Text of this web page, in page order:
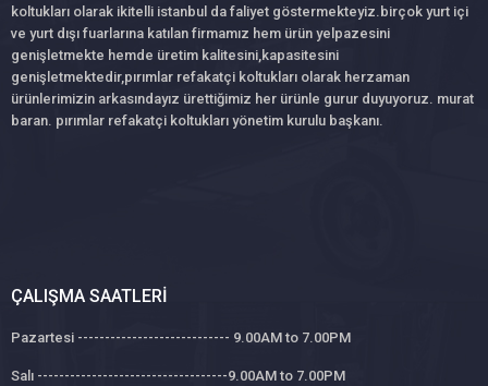
koltukları olarak ikitelli istanbul da faliyet göstermekteyiz.birçok yurt içi
ve yurt dışı fuarlarına katılan firmamız hem ürün yelpazesini
genişletmekte hemde üretim kalitesini,kapasitesini
genişletmektedir,pırımlar refakatçi koltukları olarak herzaman
ürünlerimizin arkasındayız ürettiğimiz her ürünle gurur duyuyoruz. murat
baran. pırımlar refakatçi koltukları yönetim kurulu başkanı.
ÇALIŞMA SAATLERI
Pazartesi ---------------------------- 9.00AM to 7.00PM
Salı -----------------------------------9.00AM to 7.00PM